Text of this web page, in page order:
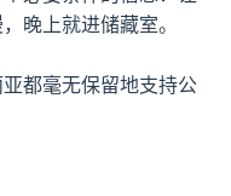
晚上就进储藏室。
都毫无保留地支持公